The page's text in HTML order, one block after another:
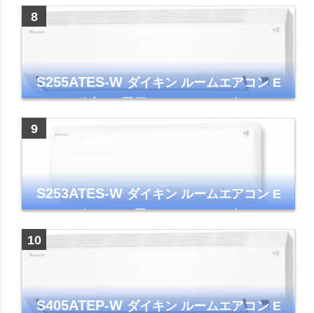
コンパクトモデル ストリーマ
S255ATES-Wダイキン ルームエアコン E
シリーズ 主に8畳用 ホワイト 2025年モデル
S253ATES-Wダイキン ルームエアコン E
シリーズ おもに8畳 ホワイト 2023年モデル
ストリーマ
S405ATEP-Wダイキン ルームエアコン E